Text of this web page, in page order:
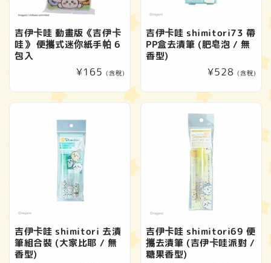
吉伊卡哇 動畫版《吉伊卡
哇》 便攜式迷你紙手帕 6
包入
定
¥165 (含稅)
吉伊卡哇 shimitori73 帶
PP盒去漬筆 (肥皂泡 / 無
香型)
定
¥528 (含稅)
吉伊卡哇 shimitori 去漬
筆組合裝 (大家比耶 / 無
香型)
吉伊卡哇 shimitori69 便
攜去漬筆 (吉伊卡哇派對 /
糖果香型)